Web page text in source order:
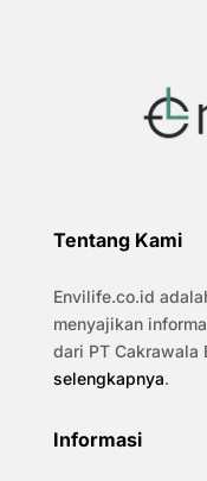
Tentang Kami
Envilife.co.id
menyajikan
dari PT Cakrawala
selengkapnya.
Informasi